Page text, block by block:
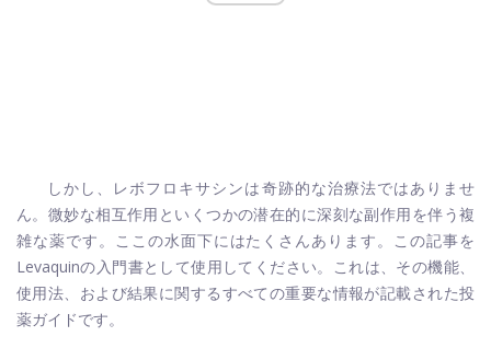
しかし、レボフロキサシンは奇跡的な治療法ではありませ
ん。微妙な相互作用といくつかの潜在的に深刻な副作用を伴う複
雑な薬です。ここの水面下にはたくさんあります。この記事を
Levaquinの入門書として使用してください。これは、その機能、
使用法、および結果に関するすべての重要な情報が記載された投
薬ガイドです。